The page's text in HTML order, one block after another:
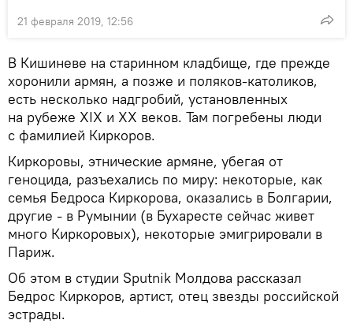
21 февраля 2019, 12:56
В Кишиневе на старинном кладбище, где прежде
хоронили армян, а позже и поляков-католиков,
есть несколько надгробий, установленных
на рубеже XIX и XX веков. Там погребены люди
с фамилией Киркоров.
Киркоровы, этнические армяне, убегая от
геноцида, разъехались по миру: некоторые, как
семья Бедроса Киркорова, оказались в Болгарии,
другие - в Румынии (в Бухаресте сейчас живет
много Киркоровых), некоторые эмигрировали в
Париж.
Об этом в студии Sputnik Молдова рассказал
Бедрос Киркоров, артист, отец звезды российской
эстрады.